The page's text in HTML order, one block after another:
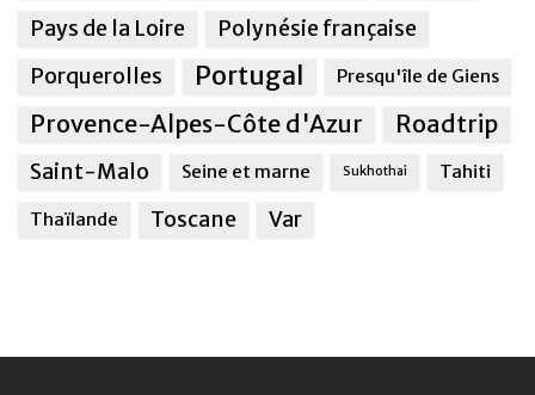
Pays de la Loire
Polynésie française
Porquerolles
Portugal Presqu'île de Giens
Provence-Alpes-Côte d'Azur Roadtrip
Saint-Malo Seine et marne Sukhothai Tahiti
Thaïlande Toscane Var